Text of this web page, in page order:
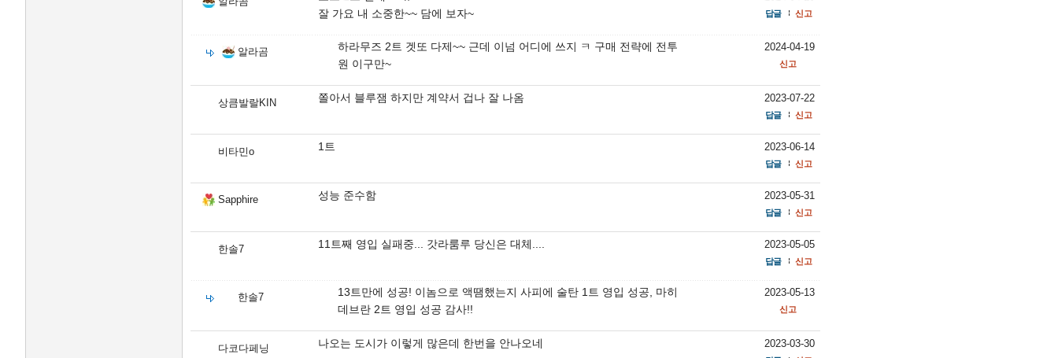
잘 가요 내 소중한~~ 담에 보자~
답글 신고
알라곰
하라무즈 2트 겟또 다제~~ 근데 이넘 어디에 쓰지 ㅋ 구매 전략에 전투
원 이구만~
2024-04-19
신고
상큼발랄KIN 쫄아서 블루잼 하지만 계약서 겁나 잘 나옴 2023-07-22
답글 신고
비타민o 1트 2023-06-14
답글 신고
Sapphire 성능 준수함 2023-05-31
답글 신고
한솔7 11트째 영입 실패중... 갓라룸루 당신은 대체.... 2023-05-05
답글 신고
한솔7
13트만에 성공! 이놈으로 액땜했는지 사피에 술탄 1트 영입 성공, 마히
데브란 2트 영입 성공 감사!!
2023-05-13
신고
다코다페닝 나오는 도시가 이렇게 많은데 한번을 안나오네 2023-03-30